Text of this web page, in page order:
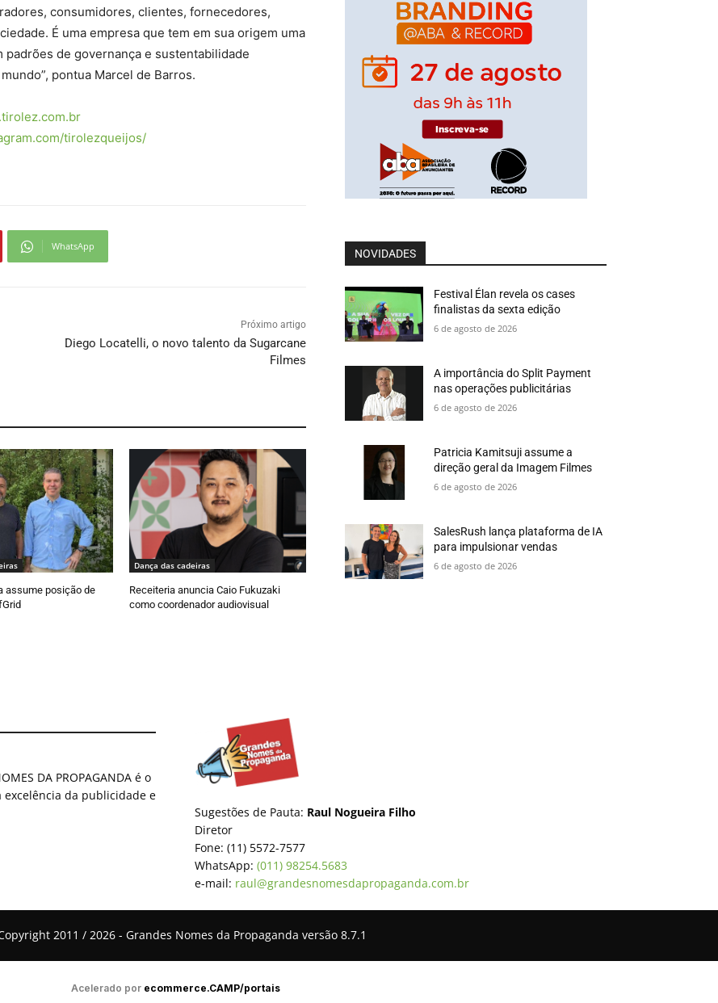
consumidores, clientes, fornecedores,
É uma empresa que tem em sua origem uma
de governança e sustentabilidade
pontua Marcel de Barros.
tirolezqueijos/
WhatsApp
Próximo artigo
Diego Locatelli, o novo talento da Sugarcane
Filmes
assume posição de
Dança das cadeiras
Receiteria anuncia Caio Fukuzaki
como coordenador audiovisual
NOVIDADES
Festival Élan revela os cases
finalistas da sexta edição
6 de agosto de 2026
A importância do Split Payment
nas operações publicitárias
6 de agosto de 2026
Patricia Kamitsuji assume a
direção geral da Imagem Filmes
6 de agosto de 2026
SalesRush lança plataforma de IA
para impulsionar vendas
6 de agosto de 2026
DA PROPAGANDA é o
da publicidade e
Sugestões de Pauta: Raul Nogueira Filho
Diretor
Fone: (11) 5572-7577
WhatsApp: (011) 98254.5683
e-mail: raul@grandesnomesdapropaganda.com.br
2011 / 2026 - Grandes Nomes da Propaganda versão 8.7.1
Acelerado por ecommerce.CAMP/portais